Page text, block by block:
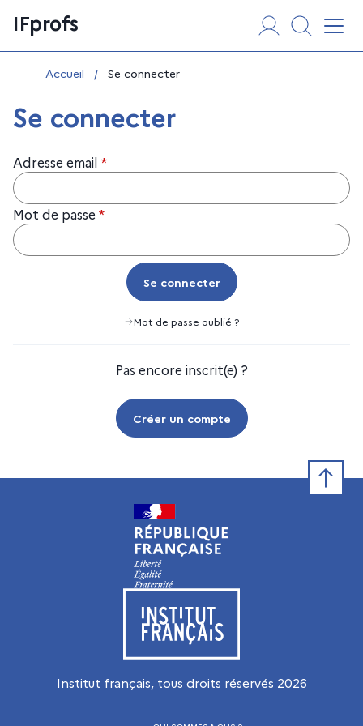
au
contenu
IFprofs
Vous êtes ici :
Accueil / Se connecter
Se connecter
Adresse email *
Mot de passe *
Se connecter
Se connecter
Mot de passe oublié ?
Pas encore inscrit(e) ?
Créer un compte
Visiter le site de l’Institut français
Institut français, tous droits réservés 2026